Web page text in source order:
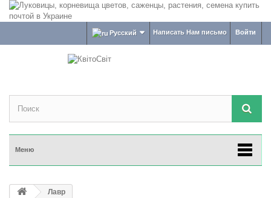
Войти
Написать Нам письмо
Русский
Меню
Лавр